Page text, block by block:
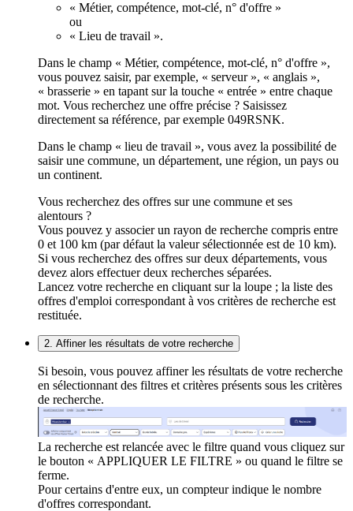
« Métier, compétence, mot-clé, n° d'offre »
ou
« Lieu de travail ».
Dans le champ « Métier, compétence, mot-clé, n° d'offre »,
vous pouvez saisir, par exemple, « serveur », « anglais »,
« brasserie » en tapant sur la touche « entrée » entre chaque
mot. Vous recherchez une offre précise ? Saisissez
directement sa référence, par exemple 049RSNK.
Dans le champ « lieu de travail », vous avez la possibilité de
saisir une commune, un département, une région, un pays ou
un continent.
Vous recherchez des offres sur une commune et ses
alentours ?
Vous pouvez y associer un rayon de recherche compris entre
0 et 100 km (par défaut la valeur sélectionnée est de 10 km).
Si vous recherchez des offres sur deux départements, vous
devez alors effectuer deux recherches séparées.
Lancez votre recherche en cliquant sur la loupe ; la liste des
offres d'emploi correspondant à vos critères de recherche est
restituée.
2. Affiner les résultats de votre recherche
Si besoin, vous pouvez affiner les résultats de votre recherche
en sélectionnant des filtres et critères présents sous les critères
de recherche.
La recherche est relancée avec le filtre quand vous cliquez sur
le bouton « APPLIQUER LE FILTRE » ou quand le filtre se
ferme.
Pour certains d'entre eux, un compteur indique le nombre
d'offres correspondant.